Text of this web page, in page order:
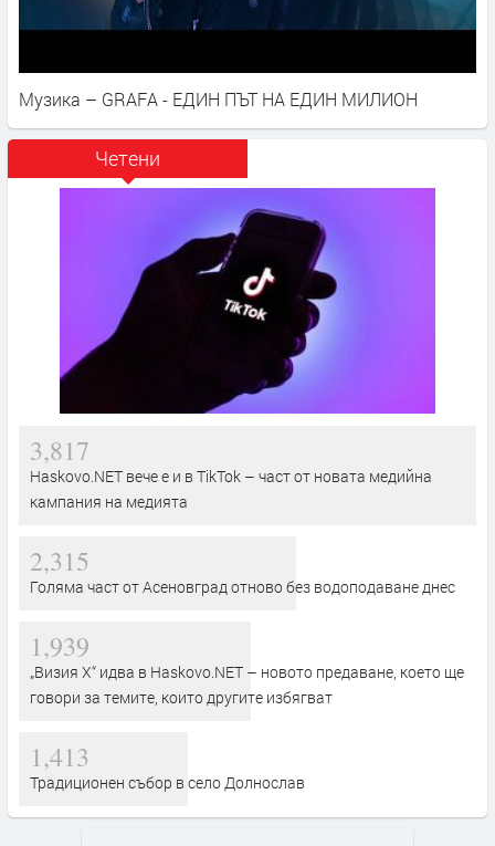
Музика – GRAFA - ЕДИН ПЪТ НА ЕДИН МИЛИОН
Четени
3,817
Haskovo.NET вече е и в TikTok – част от новата медийна
кампания на медията
2,315
Голяма част от Асеновград отново без водоподаване днес
1,939
„Визия Х“ идва в Haskovo.NET – новото предаване, което ще
говори за темите, които другите избягват
1,413
Традиционен събор в село Долнослав